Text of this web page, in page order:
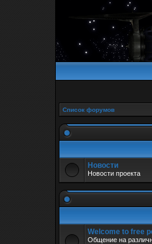
Список форумов
Новости
Новости проекта
Welcome to free
Общение на